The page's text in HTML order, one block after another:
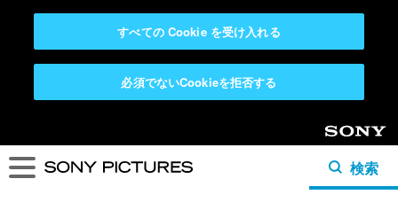
必須でないCookieを拒否する
すべての Cookie を受け入れる
Sony
検索